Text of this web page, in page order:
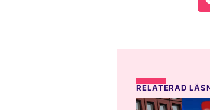
RELATERAD